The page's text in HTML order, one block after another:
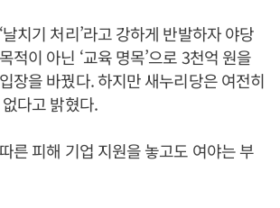
치기 처리’라고 강하게 반발하자 야당
적이 아닌 ‘교육 명목’으로 3천억 원을
장을 바꿨다. 하지만 새누리당은 여전히
다고 밝혔다.
른 피해 기업 지원을 놓고도 여야는 부